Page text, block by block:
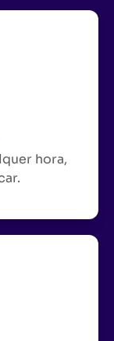
hora,